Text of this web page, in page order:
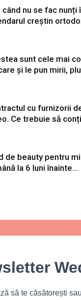
când nu se fac nunți
creștin
sunt cele mai
și le pun mirii,
cu furnizorii
Ce trebuie să
de beauty pentru
la 6 luni înainte...
să te căsătorești